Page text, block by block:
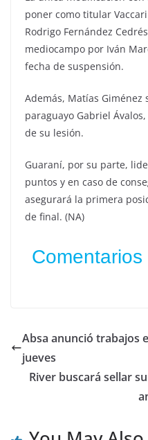
poner como titular
Rodrigo Fernández
mediocampo por Iván
fecha de suspensión.
Además, Matías
paraguayo Gabriel
de su lesión.
Guaraní, por su parte,
puntos y en caso de
asegurará la primera
de final. (NA)
Comentarios
Absa anunció trabajos
jueves
River buscará sellar